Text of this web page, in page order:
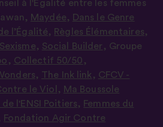
à l'Égalité entre les femmes
, Maydée, Dans le Genre
l’Égalité, Règles Élémentaires,
, Social Builder , Groupe
, Collectif 50/50 ,
, The Ink link , CFCV -
le Viol , Ma Boussole
de l'ENSI Poitiers, Femmes du
Fondation Agir Contre